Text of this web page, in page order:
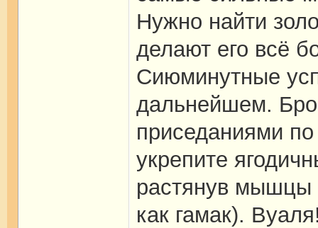
Нужно найти
делают его всё
Сиюминутные
дальнейшем.
приседаниями
укрепите
растянув мышцы
как гамак).